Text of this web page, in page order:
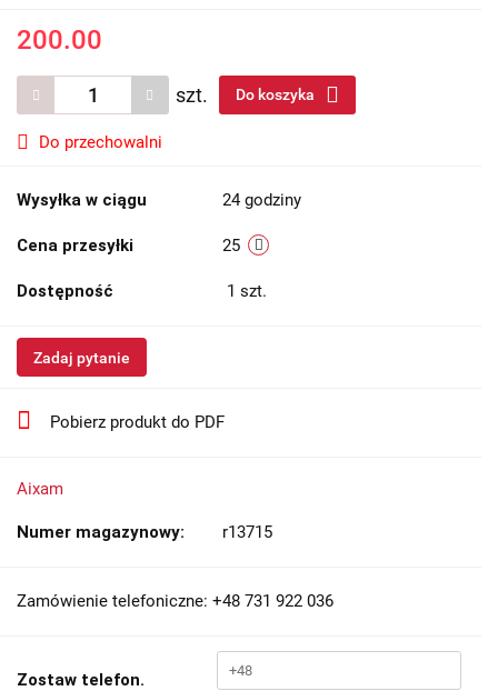
200.00
szt. Do koszyka
Do przechowalni
Wysyłka w ciągu 24 godziny
Cena przesyłki 25
Dostępność 1 szt.
Zadaj pytanie
Pobierz produkt do PDF
Aixam
Numer magazynowy: r13715
Zamówienie telefoniczne: +48 731 922 036
Zostaw telefon.